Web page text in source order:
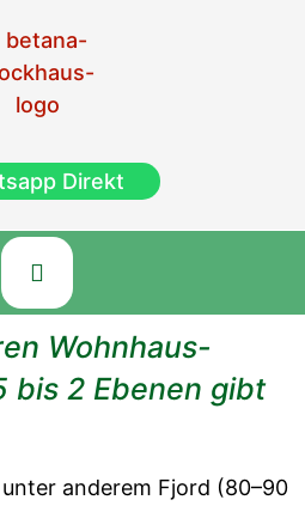
Direkt
Wohnhaus-
bis 2 Ebenen gibt
anderem Fjord (80–90